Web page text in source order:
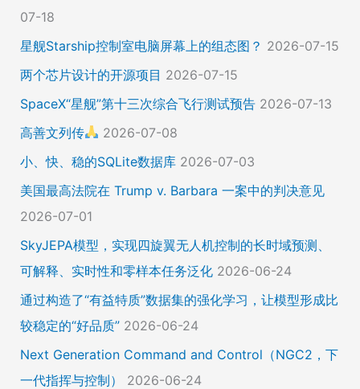
07-18
星舰Starship控制室电脑屏幕上的组态图？ 2026-07-15
两个芯片设计的开源项目 2026-07-15
SpaceX“星舰”第十三次综合飞行测试预告 2026-07-13
高善文列传
2026-07-08
小、快、稳的SQLite数据库 2026-07-03
美国最高法院在 Trump v. Barbara 一案中的判决意见
2026-07-01
SkyJEPA模型，实现四旋翼无人机控制的长时域预测、
可解释、实时性和零样本任务泛化 2026-06-24
通过构造了“有益特质”数据集的强化学习，让模型形成比
较稳定的“好品质” 2026-06-24
Next Generation Command and Control（NGC2，下
一代指挥与控制）
2026-06-24